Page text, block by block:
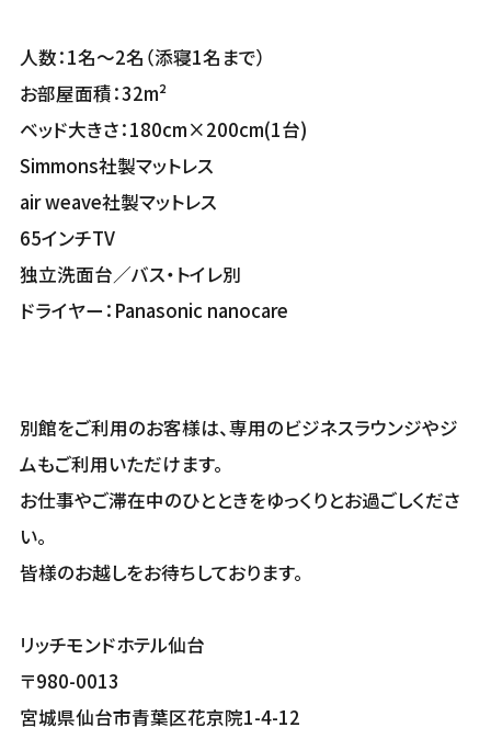
人数：1名～2名（添寝1名まで）
お部屋面積：32m²
ベッド大きさ：180cm×200cm(1台)
Simmons社製マットレス
air weave社製マットレス
65インチTV
独立洗面台／バス・トイレ別
ドライヤー：Panasonic nanocare
別館をご利用のお客様は、専用のビジネスラウンジやジ
ムもご利用いただけます。
お仕事やご滞在中のひとときをゆっくりとお過ごしくださ
い。
皆様のお越しをお待ちしております。
リッチモンドホテル仙台
〒980-0013
宮城県仙台市青葉区花京院1-4-12